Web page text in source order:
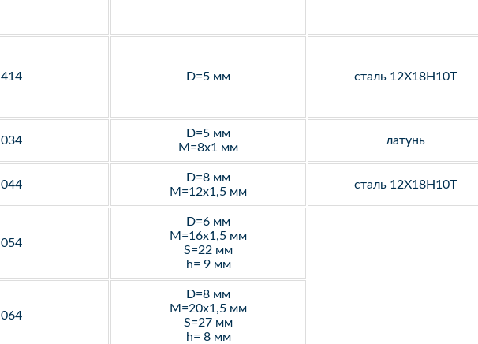
414 D=5 мм сталь 12Х18Н10Т
034
D=5 мм
M=8х1 мм
латунь
044
D=8 мм
M=12х1,5 мм
сталь 12Х18Н10Т
054
D=6 мм
M=16х1,5 мм
S=22 мм
h= 9 мм
064
D=8 мм
M=20х1,5 мм
S=27 мм
h= 8 мм